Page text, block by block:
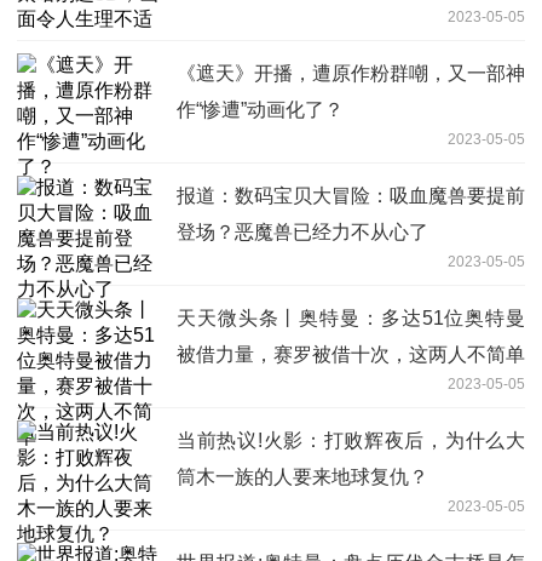
2023-05-05
《遮天》开播，遭原作粉群嘲，又一部神
作“惨遭”动画化了？
2023-05-05
报道：数码宝贝大冒险：吸血魔兽要提前
登场？恶魔兽已经力不从心了
2023-05-05
天天微头条丨奥特曼：多达51位奥特曼
被借力量，赛罗被借十次，这两人不简单
2023-05-05
当前热议!火影：打败辉夜后，为什么大
筒木一族的人要来地球复仇？
2023-05-05